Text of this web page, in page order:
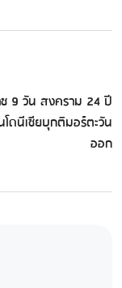
ช 9 วัน สงคราม 24 ปี
โดนีเซียบุกติมอร์ตะวัน
ออก